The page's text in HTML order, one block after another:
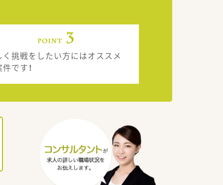
く挑戦をしたい方にはオススメ
です！